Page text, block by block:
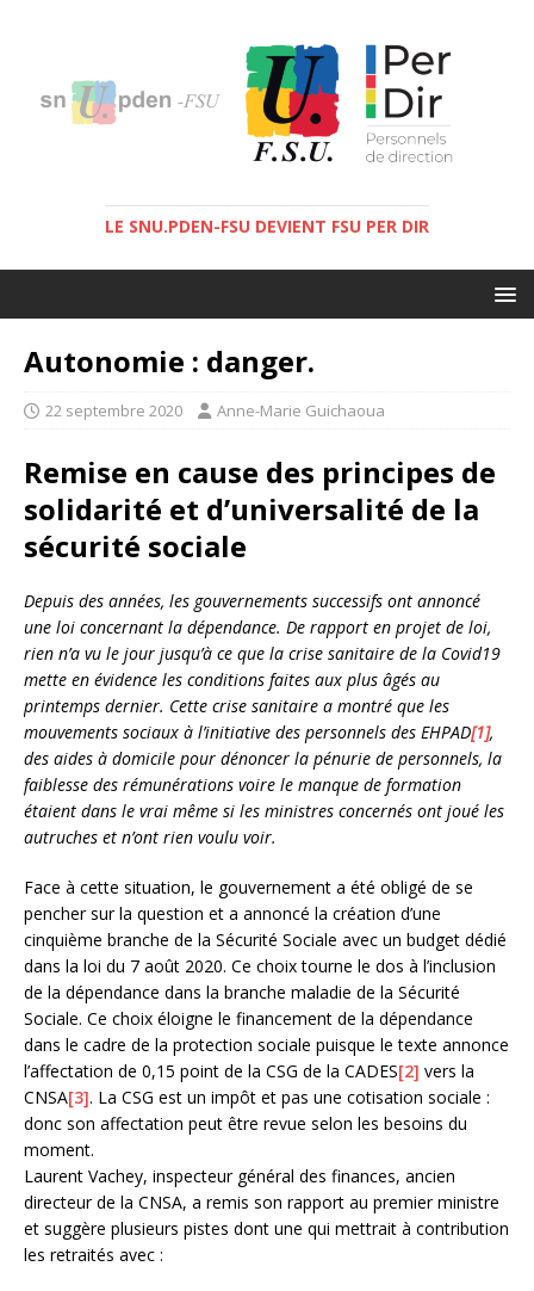
LE SNU.PDEN-FSU DEVIENT FSU PER DIR
Autonomie : danger.
22 septembre 2020 Anne-Marie Guichaoua
Remise en cause des principes de
solidarité et d’universalité de la
sécurité sociale
Depuis des années, les gouvernements successifs ont annoncé
une loi concernant la dépendance. De rapport en projet de loi,
rien n’a vu le jour jusqu’à ce que la crise sanitaire de la Covid19
mette en évidence les conditions faites aux plus âgés au
printemps dernier. Cette crise sanitaire a montré que les
mouvements sociaux à l’initiative des personnels des EHPAD[1],
des aides à domicile pour dénoncer la pénurie de personnels, la
faiblesse des rémunérations voire le manque de formation
étaient dans le vrai même si les ministres concernés ont joué les
autruches et n’ont rien voulu voir.
Face à cette situation, le gouvernement a été obligé de se
pencher sur la question et a annoncé la création d’une
cinquième branche de la Sécurité Sociale avec un budget dédié
dans la loi du 7 août 2020. Ce choix tourne le dos à l’inclusion
de la dépendance dans la branche maladie de la Sécurité
Sociale. Ce choix éloigne le financement de la dépendance
dans le cadre de la protection sociale puisque le texte annonce
l’affectation de 0,15 point de la CSG de la CADES[2] vers la
CNSA[3]. La CSG est un impôt et pas une cotisation sociale :
donc son affectation peut être revue selon les besoins du
moment.
Laurent Vachey, inspecteur général des finances, ancien
directeur de la CNSA, a remis son rapport au premier ministre
et suggère plusieurs pistes dont une qui mettrait à contribution
les retraités avec :